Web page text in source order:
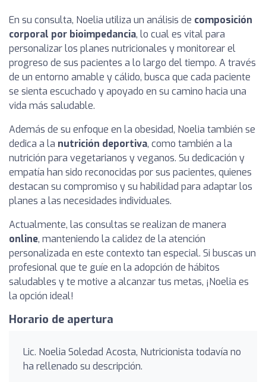
En su consulta, Noelia utiliza un análisis de composición
corporal por bioimpedancia, lo cual es vital para
personalizar los planes nutricionales y monitorear el
progreso de sus pacientes a lo largo del tiempo. A través
de un entorno amable y cálido, busca que cada paciente
se sienta escuchado y apoyado en su camino hacia una
vida más saludable.
Además de su enfoque en la obesidad, Noelia también se
dedica a la nutrición deportiva, como también a la
nutrición para vegetarianos y veganos. Su dedicación y
empatía han sido reconocidas por sus pacientes, quienes
destacan su compromiso y su habilidad para adaptar los
planes a las necesidades individuales.
Actualmente, las consultas se realizan de manera
online, manteniendo la calidez de la atención
personalizada en este contexto tan especial. Si buscas un
profesional que te guíe en la adopción de hábitos
saludables y te motive a alcanzar tus metas, ¡Noelia es
la opción ideal!
Horario de apertura
Lic. Noelia Soledad Acosta, Nutricionista todavía no
ha rellenado su descripción.